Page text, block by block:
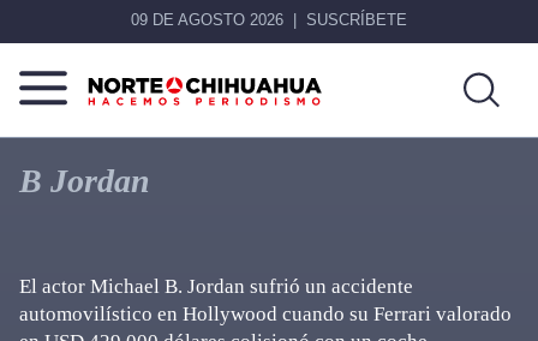
09 DE AGOSTO 2026 SUSCRÍBETE
Norte
De
Chihuahua
Más
que
noticias,
B Jordan
El actor Michael B. Jordan sufrió un accidente
automovilístico en Hollywood cuando su Ferrari valorado